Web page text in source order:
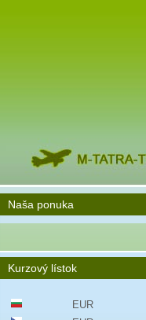
Naša ponuka
Kurzový lístok
EUR